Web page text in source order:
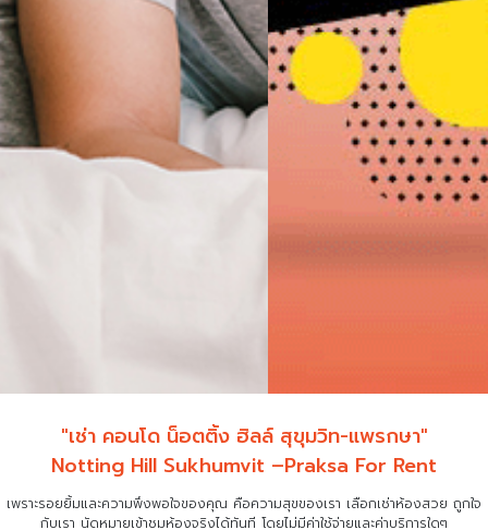
"เช่า คอนโด น็อตติ้ง ฮิลล์ สุขุมวิท-แพรกษา"
Notting Hill Sukhumvit –Praksa For Rent
เพราะรอยยิ้มและความพึงพอใจของคุณ คือความสุขของเรา เลือกเช่าห้องสวย ถูกใจ
กับเรา นัดหมายเข้าชมห้องจริงได้ทันที โดยไม่มีค่าใช้จ่ายและค่าบริการใดๆ